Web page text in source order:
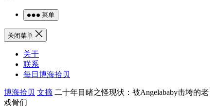
菜单
关闭菜单
关于
联系
每日博海拾贝
博海拾贝 文摘 二十年目睹之怪现状：被Angelababy击垮的老
戏骨们